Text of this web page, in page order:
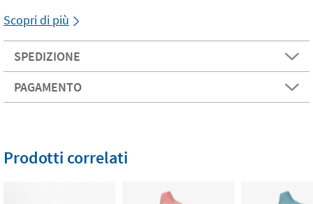
Scopri di più
SPEDIZIONE
PAGAMENTO
Prodotti correlati